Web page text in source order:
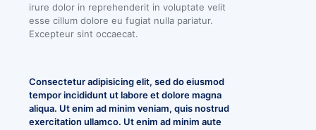
irure dolor in reprehenderit in voluptate velit
esse cillum dolore eu fugiat nulla pariatur.
Excepteur sint occaecat.
Consectetur adipisicing elit, sed do eiusmod
tempor incididunt ut labore et dolore magna
aliqua. Ut enim ad minim veniam, quis nostrud
exercitation ullamco. Ut enim ad minim aute